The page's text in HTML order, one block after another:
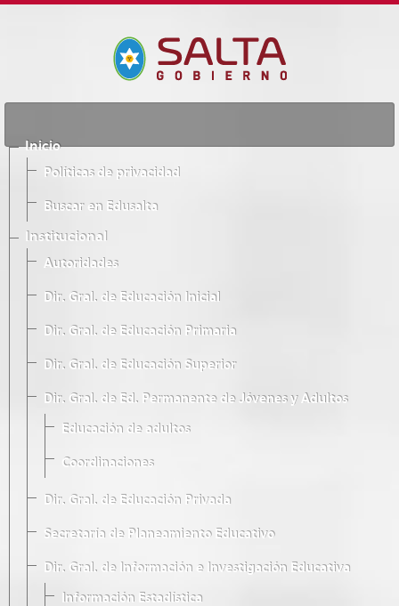
Inicio
Políticas de privacidad
Buscar en Edusalta
Institucional
Autoridades
Dir. Gral. de Educación Inicial
Dir. Gral. de Educación Primaria
Dir. Gral. de Educación Superior
Dir. Gral. de Ed. Permanente de Jóvenes y Adultos
Educación de adultos
Coordinaciones
Dir. Gral. de Educación Privada
Secretaría de Planeamiento Educativo
Dir. Gral. de Información e Investigación Educativa
Información Estadística